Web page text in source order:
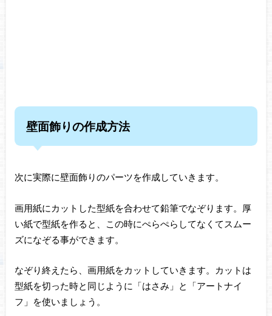
壁面飾りの作成方法
次に実際に壁面飾りのパーツを作成していきます。
画用紙にカットした型紙を合わせて鉛筆でなぞります。厚
い紙で型紙を作ると、この時にぺらぺらしてなくてスムー
ズになぞる事ができます。
なぞり終えたら、画用紙をカットしていきます。カットは
型紙を切った時と同じように「はさみ」と「アートナイ
フ」を使いましょう。